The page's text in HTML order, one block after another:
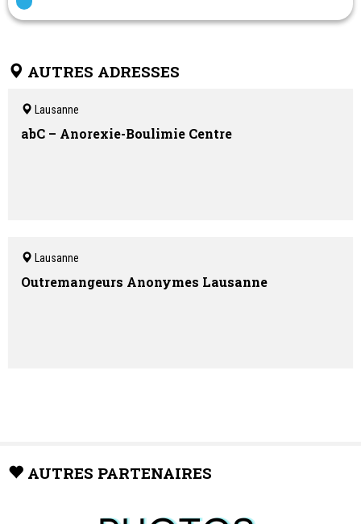
AUTRES ADRESSES
Lausanne
abC – Anorexie-Boulimie Centre
Lausanne
Outremangeurs Anonymes Lausanne
AUTRES PARTENAIRES